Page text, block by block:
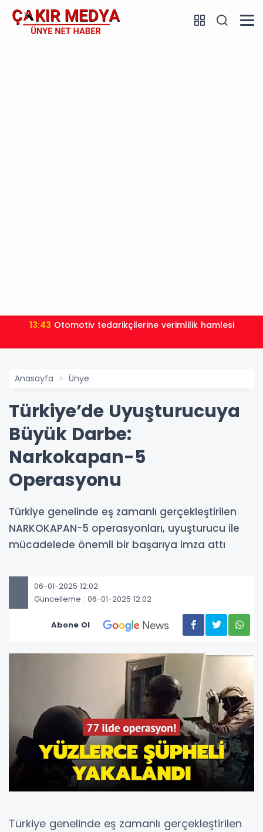
13:43 Otomotiv tedarikçilerine verimlilik hamlesi
Anasayfa Ünye
Türkiye’de Uyuşturucuya
Büyük Darbe:
Narkokapan-5
Operasyonu
Türkiye genelinde eş zamanlı gerçekleştirilen
NARKOKAPAN-5 operasyonları, uyuşturucu ile
mücadelede önemli bir başarıya imza attı
06-01-2025 12:02
Güncelleme : 06-01-2025 12:02
Abone Ol
Türkiye genelinde eş zamanlı gerçekleştirilen